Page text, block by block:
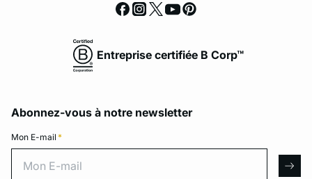
Entreprise certifiée B Corp™
Abonnez-vous à notre newsletter
Mon E-mail *